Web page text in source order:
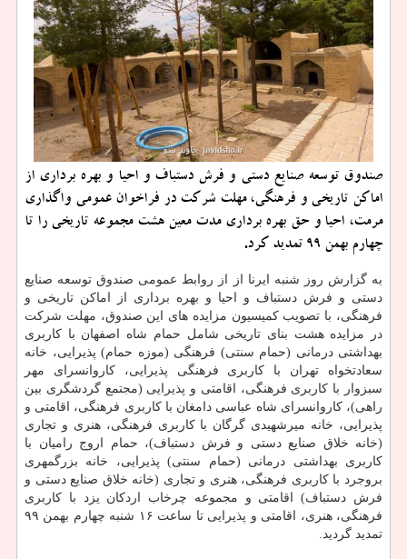
صندوق توسعه صنایع دستی و فرش دستباف و احیا و بهره برداری از
اماکن تاریخی و فرهنگی، مهلت شرکت در فراخوان عمومی واگذاری
مرمت، احیا و حق بهره برداری مدت معین هشت مجموعه تاریخی را تا
چهارم بهمن 99 تمدید کرد.
به گزارش روز شنبه ایرنا از از روابط عمومی صندوق توسعه صنایع
دستی و فرش دستباف و احیا و بهره برداری از اماکن تاریخی و
فرهنگی، با تصویب کمیسیون مزایده های این صندوق، مهلت شرکت
در مزایده هشت بنای تاریخی شامل حمام شاه اصفهان با کاربری
بهداشتی درمانی (حمام سنتی) فرهنگی (موزه حمام) پذیرایی، خانه
سعادتخواه تهران با کاربری فرهنگی پذیرایی، کاروانسرای مهر
سبزوار با کاربری فرهنگی، اقامتی و پذیرایی (مجتمع گردشگری بین
راهی)، کاروانسرای شاه عباسی دامغان با کاربری فرهنگی، اقامتی و
پذیرایی، خانه میرشهیدی گرگان با کاربری فرهنگی، هنری و تجاری
(خانه خلاق صنایع دستی و فرش دستباف)، حمام اروج رامیان با
کاربری بهداشتی درمانی (حمام سنتی) پذیرایی، خانه بزرگمهری
بروجرد با کاربری فرهنگی، هنری و تجاری (خانه خلاق صنایع دستی و
فرش دستباف) اقامتی و مجموعه چرخاب اردکان یزد با کاربری
فرهنگی، هنری، اقامتی و پذیرایی تا ساعت ۱۶ شنبه چهارم بهمن ۹۹
تمدید گردید.